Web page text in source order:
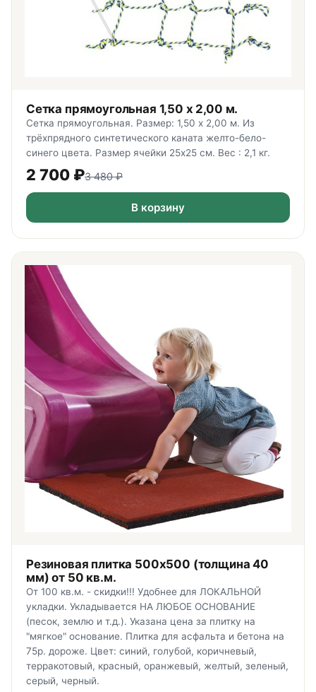
Сетка прямоугольная 1,50 х 2,00 м.
Сетка прямоугольная. Размер: 1,50 х 2,00 м. Из
трёхпрядного синтетического каната желто-бело-
синего цвета. Размер ячейки 25х25 см. Вес : 2,1 кг.
2 700 ₽3 480₽
В корзину
Резиновая плитка 500x500 (толщина 40
мм) от 50 кв.м.
От 100 кв.м. - скидки!!! Удобнее для ЛОКАЛЬНОЙ
укладки. Укладывается НА ЛЮБОЕ ОСНОВАНИЕ
(песок, землю и т.д.). Указана цена за плитку на
"мягкое" основание. Плитка для асфальта и бетона на
75р. дороже. Цвет: синий, голубой, коричневый,
терракотовый, красный, оранжевый, желтый, зеленый,
серый, черный.